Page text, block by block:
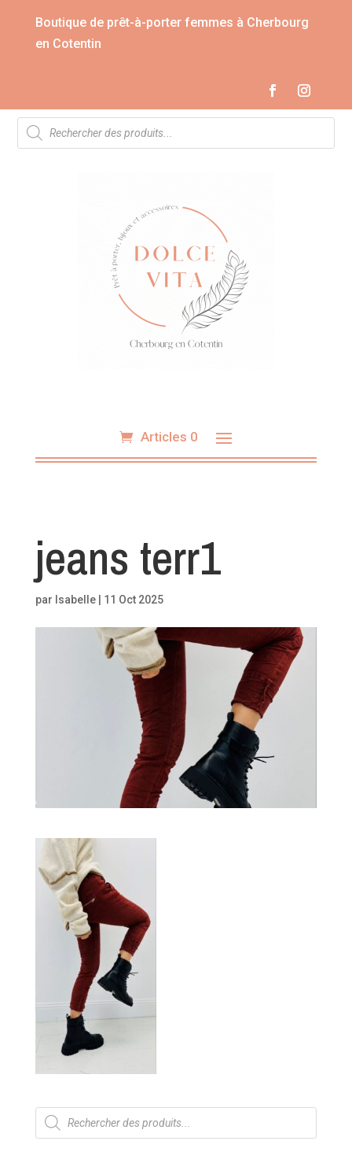
Boutique de prêt-à-porter femmes à Cherbourg
en Cotentin
Recherche
de
produits
Articles 0
jeans terr1
par Isabelle| 11 Oct 2025
Recherche
de
produits